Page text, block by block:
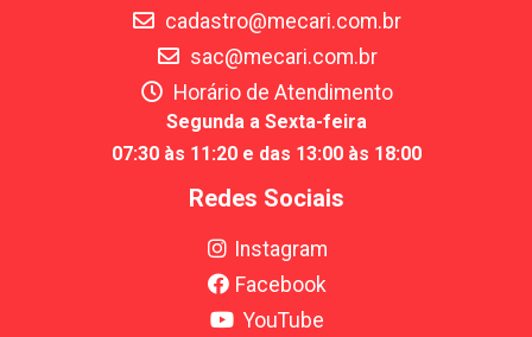
cadastro@mecari.com.br
sac@mecari.com.br
Horário de Atendimento
Segunda a Sexta-feira
07:30 às 11:20 e das 13:00 às 18:00
Redes Sociais
Instagram
Facebook
YouTube